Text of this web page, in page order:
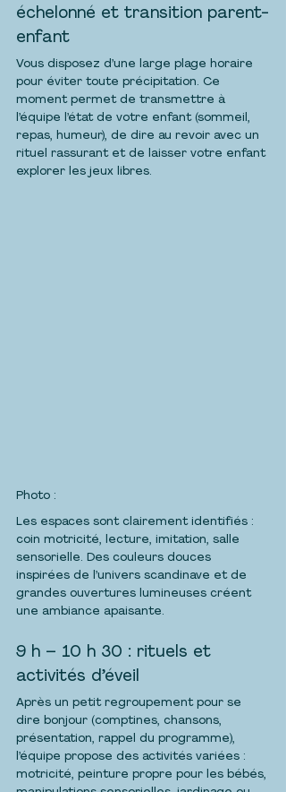
échelonné et transition parent-
enfant
Vous disposez d’une large plage horaire
pour éviter toute précipitation. Ce
moment permet de transmettre à
l’équipe l’état de votre enfant (sommeil,
repas, humeur), de dire au revoir avec un
rituel rassurant et de laisser votre enfant
explorer les jeux libres.
Photo :
Les espaces sont clairement identifiés :
coin motricité, lecture, imitation, salle
sensorielle. Des couleurs douces
inspirées de l’univers scandinave et de
grandes ouvertures lumineuses créent
une ambiance apaisante.
9 h – 10 h 30 : rituels et
activités d’éveil
Après un petit regroupement pour se
dire bonjour (comptines, chansons,
présentation, rappel du programme),
l’équipe propose des activités variées :
motricité, peinture propre pour les bébés,